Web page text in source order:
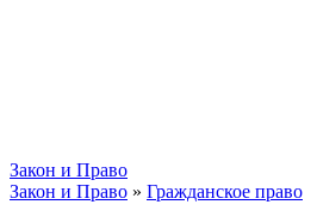
Закон и Право
Закон и Право » Гражданское право